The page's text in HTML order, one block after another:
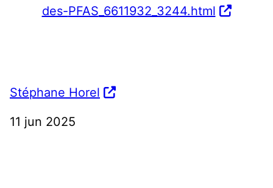
des-PFAS _6611932_3244.html
Stéphane Horel
11 jun 2025